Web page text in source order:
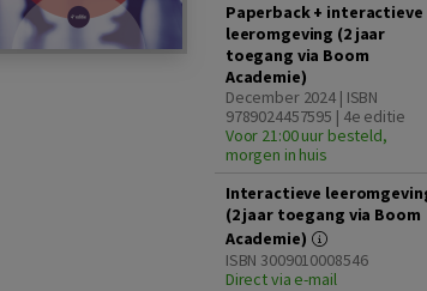
Paperback + interactieve
leeromgeving (2 jaar
toegang via Boom
Academie)
December 2024 | ISBN
9789024457595 | 4e editie
Voor 21:00 uur besteld,
morgen in huis
Interactieve
(2 jaar toegang via Boom
Academie)
ISBN 3009010008546
Direct via e-mail